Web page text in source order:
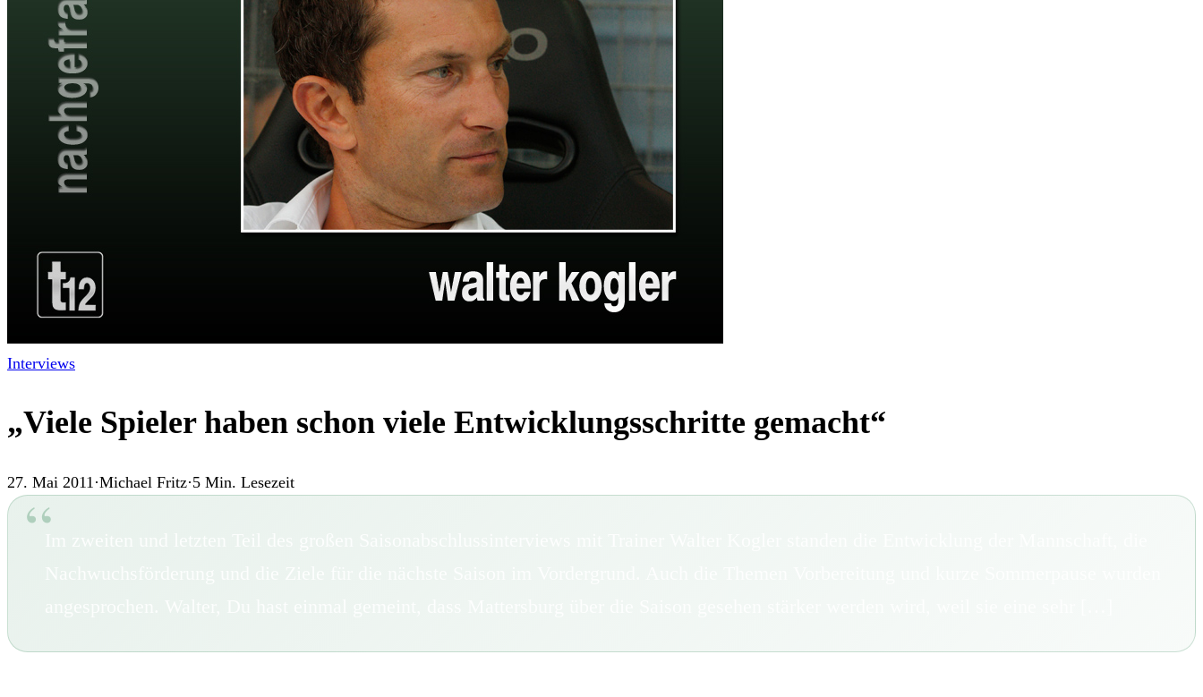
Interviews
„Viele Spieler haben schon viele Entwicklungsschritte gemacht“
27. Mai 2011·Michael Fritz·5 Min. Lesezeit